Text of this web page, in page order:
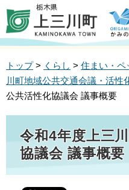
トップ> くらし > 住まい・ペ
川町地域公共交通会議・活性
公共活性化協議会 議事概要
令和4年度上三
協議会 議事概要